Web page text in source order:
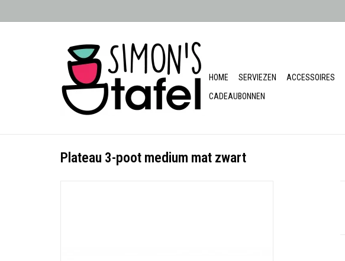
HOME SERVIEZEN ACCESSOIRES
CADEAUBONNEN
Plateau 3-poot medium mat zwart